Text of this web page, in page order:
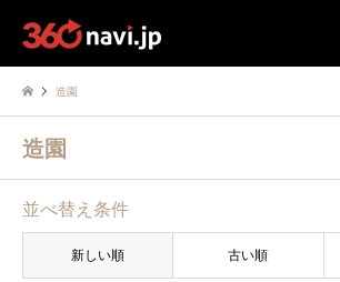
造園
造園
並べ替え条件
新しい順 古い順